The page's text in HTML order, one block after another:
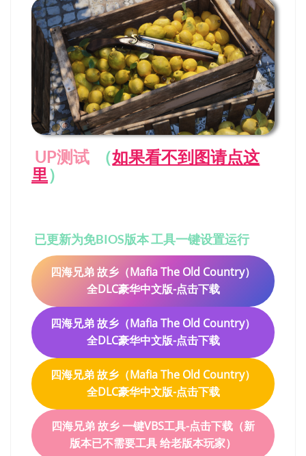
UP测试 （如果看不到图请点这
里）
已更新为免BIOS版本 工具一键设置运行
四海兄弟 故乡（Mafia The Old Country）
全DLC豪华中文版-点击下载
四海兄弟 故乡（Mafia The Old Country）
全DLC豪华中文版-点击下载
四海兄弟 故乡（Mafia The Old Country）
全DLC豪华中文版-点击下载
四海兄弟 故乡 一键VBS工具-点击下载（新
版本已不需要工具 给老版本玩家）